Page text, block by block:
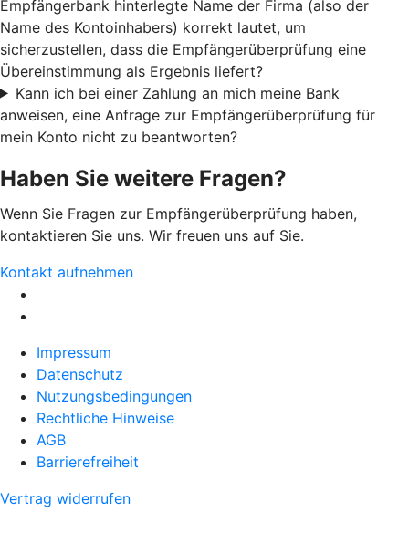
Empfängerbank hinterlegte Name der Firma (also der
Name des Kontoinhabers) korrekt lautet, um
sicherzustellen, dass die Empfängerüberprüfung eine
Übereinstimmung als Ergebnis liefert?
Kann ich bei einer Zahlung an mich meine Bank
anweisen, eine Anfrage zur Empfängerüberprüfung für
mein Konto nicht zu beantworten?
Haben Sie weitere Fragen?
Wenn Sie Fragen zur Empfängerüberprüfung haben,
kontaktieren Sie uns. Wir freuen uns auf Sie.
Kontakt aufnehmen
Impressum
Datenschutz
Nutzungsbedingungen
Rechtliche Hinweise
AGB
Barrierefreiheit
Vertrag widerrufen